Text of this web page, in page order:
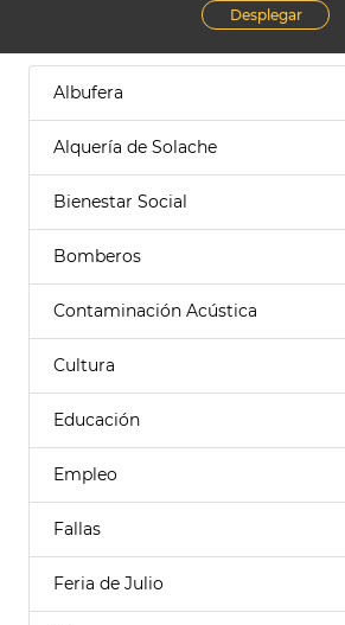
Desplegar
Albufera
Alquería de Solache
Bienestar Social
Bomberos
Contaminación Acústica
Cultura
Educación
Empleo
Fallas
Feria de Julio